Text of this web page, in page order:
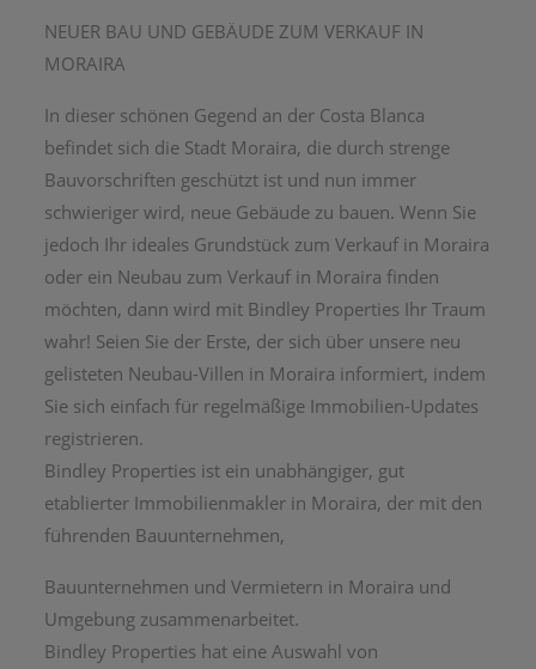
NEUER BAU UND GEBÄUDE ZUM VERKAUF IN
MORAIRA
In dieser schönen Gegend an der Costa Blanca
befindet sich die Stadt Moraira, die durch strenge
Bauvorschriften geschützt ist und nun immer
schwieriger wird, neue Gebäude zu bauen. Wenn Sie
jedoch Ihr ideales Grundstück zum Verkauf in Moraira
oder ein Neubau zum Verkauf in Moraira finden
möchten, dann wird mit Bindley Properties Ihr Traum
wahr! Seien Sie der Erste, der sich über unsere neu
gelisteten Neubau-Villen in Moraira informiert, indem
Sie sich einfach für regelmäßige Immobilien-Updates
registrieren.
Bindley Properties ist ein unabhängiger, gut
etablierter Immobilienmakler in Moraira, der mit den
führenden Bauunternehmen,
Bauunternehmen und Vermietern in Moraira und
Umgebung zusammenarbeitet.
Bindley Properties hat eine Auswahl von